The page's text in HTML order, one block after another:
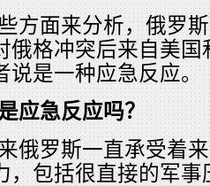
方面来分析，俄罗
俄格冲突后来自美
说是一种应急反应。
应急反应吗？
俄罗斯一直承受着
，包括很直接的军事